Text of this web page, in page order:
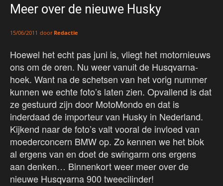
Meer over de nieuwe Husky
15/06/2011 door Redactie
Hoewel het echt pas juni is, vliegt het motornieuws
ons om de oren. Nu weer vanuit de Husqvarna-
hoek. Want na de schetsen van het vorig nummer
kunnen we echte foto’s laten zien. Opvallend is dat
ze gestuurd zijn door MotoMondo en dat is
inderdaad de importeur van Husky in Nederland.
Kijkend naar de foto’s valt vooral de invloed van
moederconcern BMW op. Zo kennen we het blok
al ergens van en doet de swingarm ons ergens
aan denken… Binnenkort weer meer over de
nieuwe Husqvarna 900 tweecilinder!